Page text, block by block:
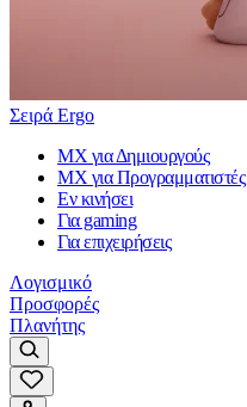
Σειρά Ergo
MX για Δημιουργούς
MX για Προγραμματιστές
Εν κινήσει
Για gaming
Για επιχειρήσεις
Λογισμικό
Προσφορές
Πλανήτης